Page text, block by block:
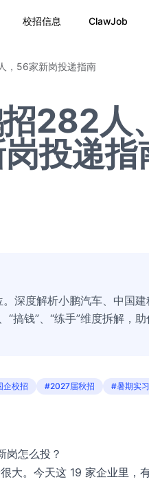
校招信息 ClawJob
，56家新岗投递指南
282人
投递指
深度解析小鹏汽车、中国
搞钱”、“练手”维度拆解，
企校招 #2027届秋招 #暑期实习
岗怎么投？
大。今天这 19 家企业里，